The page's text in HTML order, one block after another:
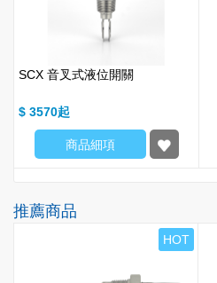
SCX 音叉式液位開關
$ 3570
商品細項
推薦商品
HOT